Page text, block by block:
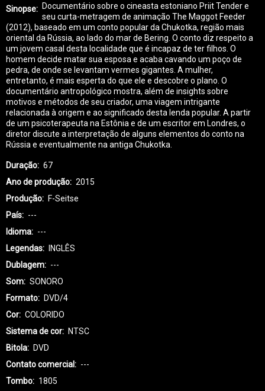
Sinopse
Documentário sobre o cineasta estoniano Priit Tender e
seu curta-metragem de animação The Maggot Feeder
(2012), baseado em um conto popular da Chukotka, região mais
oriental da Rússia, ao lado do mar de Bering. O conto diz respeito a
um jovem casal desta localidade que é incapaz de ter filhos. O
homem decide matar sua esposa e acaba cavando um poço de
pedra, de onde se levantam vermes gigantes. A mulher,
entretanto, é mais esperta do que ele e descobre o plano. O
documentário antropológico mostra, além de insights sobre
motivos e métodos de seu criador, uma viagem intrigante
relacionada à origem e ao significado desta lenda popular. A partir
de um psicoterapeuta na Estônia e de um escritor em Londres, o
diretor discute a interpretação de alguns elementos do conto na
Rússia e eventualmente na antiga Chukotka.
Duração
67
Ano de produção
2015
Produção
F-Seitse
País
---
Idioma
---
Legendas
INGLÊS
Dublagem
---
Som
SONORO
Formato
DVD/4
Cor
COLORIDO
Sistema de cor
NTSC
Bitola
DVD
Contato comercial
---
Tombo
1805